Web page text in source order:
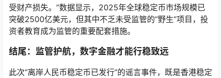
受财产损失。”数据显示，2025年全球稳定币市场规模已
突破2500亿美元，但其中不乏未受监管的“野生”项目，投
资者教育成为监管的重要配套措施。
结尾：监管护航，数字金融才能行稳致远
此次“离岸人民币稳定币已发行”的谣言事件，既是香港稳定